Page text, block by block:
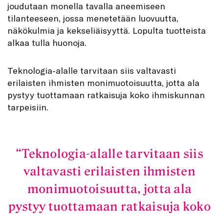
joudutaan monella tavalla aneemiseen
tilanteeseen, jossa menetetään luovuutta,
näkökulmia ja kekseliäisyyttä. Lopulta tuotteista
alkaa tulla huonoja.
Teknologia-alalle tarvitaan siis valtavasti
erilaisten ihmisten monimuotoisuutta, jotta ala
pystyy tuottamaan ratkaisuja koko ihmiskunnan
tarpeisiin.
Teknologia-alalle tarvitaan siis
valtavasti erilaisten ihmisten
monimuotoisuutta, jotta ala
pystyy tuottamaan ratkaisuja koko